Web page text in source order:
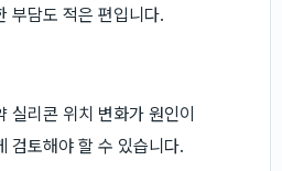
부담도 적은 편입니다.
리콘 위치 변화가 원인이
검토해야 할 수 있습니다.